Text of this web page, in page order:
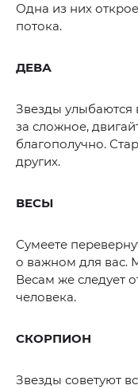
Одна из них
потока.
ДЕВА
Звезды улыбаются
за сложное,
благополучно.
других.
ВЕСЫ
Сумеете
о важном для вас.
Весам же следует
человека.
СКОРПИОН
Звезды советуют